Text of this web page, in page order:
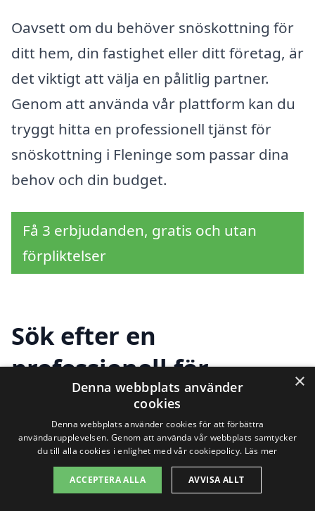
Oavsett om du behöver snöskottning för
ditt hem, din fastighet eller ditt företag, är
det viktigt att välja en pålitlig partner.
Genom att använda vår plattform kan du
tryggt hitta en professionell tjänst för
snöskottning i Fleninge som passar dina
behov och din budget.
Få 3 erbjudanden, gratis och utan
förpliktelser
Sök efter en
professionell för
snöskottning i andra
städer nära Fleninge
Att hålla din uppfart och gångväg snöfri
×
Denna webbplats använder
cookies
Denna webbplats använder cookies för att förbättra
användarupplevelsen. Genom att använda vår webbplats samtycker
du till alla cookies i enlighet med vår cookiepolicy. Läs mer
ACCEPTERA ALLA AVVISA ALLT